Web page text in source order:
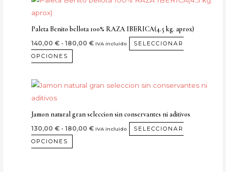
pueden
en
la
de
Paleta Benito bellota 100% RAZA IBERICA(4.5 kg. aprox)
140,00€ - 180,00€
hasta
180,00 €
IVA incluido
SELECCIONAR
OPCIONES
múltiples
Las
opciones
pueden
en
la
de
Jamon natural gran seleccion sin conservantes ni aditivos
130,00€ - 180,00€
Rango
130,00 €
180,00 €
IVA incluido
SELECCIONAR
OPCIONES
Este
variantes.
Las